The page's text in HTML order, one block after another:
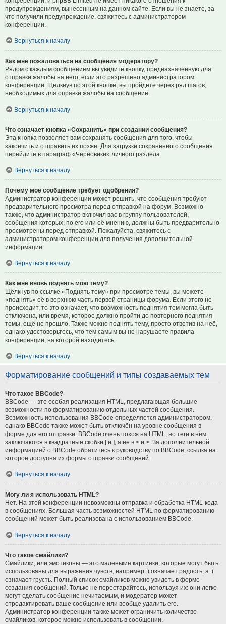
предупреждениям, вынесенным на данном сайте. Если вы не знаете, за
что получили предупреждение, свяжитесь с администратором
конференции.
Вернуться к началу
Как мне пожаловаться на сообщения модератору?
Рядом с каждым сообщением вы увидите кнопку, предназначенную для
отправки жалобы на него, если это разрешено администратором
конференции. Щёлкнув по этой кнопке, вы пройдёте через ряд шагов,
необходимых для оправки жалобы на сообщение.
Вернуться к началу
Что означает кнопка «Сохранить» при создании сообщения?
Эта кнопка позволяет вам сохранять сообщения для того, чтобы
закончить и отправить их позже. Для загрузки сохранённого сообщения
перейдите в параграф «Черновики» личного раздела.
Вернуться к началу
Почему моё сообщение требует одобрения?
Администратор конференции может решить, что сообщения требуют
предварительного просмотра перед отправкой на форум. Возможно
также, что администратор включил вас в группу пользователей,
сообщения которых, по его или её мнению, должны быть предварительно
просмотрены перед отправкой. Пожалуйста, свяжитесь с
администратором конференции для получения дополнительной
информации.
Вернуться к началу
Как мне вновь поднять мою тему?
Щёлкнув по ссылке «Поднять тему» при просмотре темы, вы можете
«поднять» её в верхнюю часть первой страницы форума. Если этого не
происходит, то это означает, что возможность поднятия тем могла быть
отключена, или время, которое должно пройти до повторного поднятия
темы, ещё не прошло. Также можно поднять тему, просто ответив на неё,
однако удостоверьтесь, что тем самым вы не нарушаете правила
конференции, на которой находитесь.
Вернуться к началу
Форматирование сообщений и типы создаваемых тем
Что такое BBCode?
BBCode — это особая реализация HTML, предлагающая большие
возможности по форматированию отдельных частей сообщения.
Возможность использования BBCode определяется администратором,
однако BBCode также может быть отключён на уровне сообщения в
форме для его отправки. BBCode очень похож на HTML, но теги в нём
заключаются в квадратные скобки [ и ], а не в < и >. За дополнительной
информацией о BBCode обратитесь к руководству по BBCode, ссылка на
которое доступна из формы отправки сообщений.
Вернуться к началу
Могу ли я использовать HTML?
Нет. На этой конференции невозможны отправка и обработка HTML-кода
в сообщениях. Большая часть возможностей HTML по форматированию
сообщений может быть реализована с использованием BBCode.
Вернуться к началу
Что такое смайлики?
Смайлики, или эмотиконы — это маленькие картинки, которые могут быть
использованы для выражения чувств, например :) означает радость, а :(
означает грусть. Полный список смайликов можно увидеть в форме
создания сообщений. Только не перестарайтесь, используя их: они легко
могут сделать сообщение нечитаемым, и модератор может
отредактировать ваше сообщение или вообще удалить его.
Администратор конференции также может ограничить количество
смайликов, которое можно использовать в сообщении.